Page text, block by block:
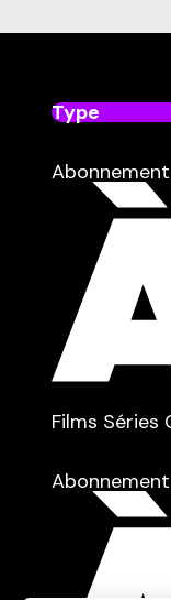
Type
dans
Abonnement
Films Séries
Abonnement